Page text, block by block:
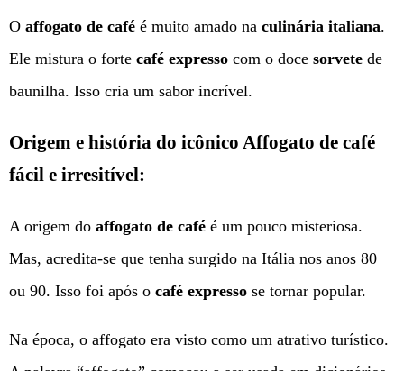
O affogato de café é muito amado na culinária italiana.
Ele mistura o forte café expresso com o doce sorvete de
baunilha. Isso cria um sabor incrível.
Origem e história do icônico Affogato de café
fácil e irresitível:
A origem do affogato de café é um pouco misteriosa.
Mas, acredita-se que tenha surgido na Itália nos anos 80
ou 90. Isso foi após o café expresso se tornar popular.
Na época, o affogato era visto como um atrativo turístico.